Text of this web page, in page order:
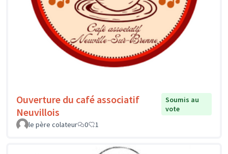
Ouverture du café associatif
Neuvillois
Soumis au
vote
le père colateur
0 1